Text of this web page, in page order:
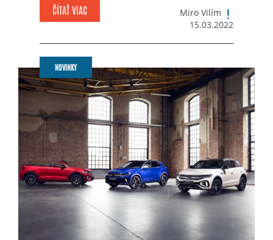
ČÍTAŤ VIAC
Miro Vilím
15.03.2022
NOVINKY